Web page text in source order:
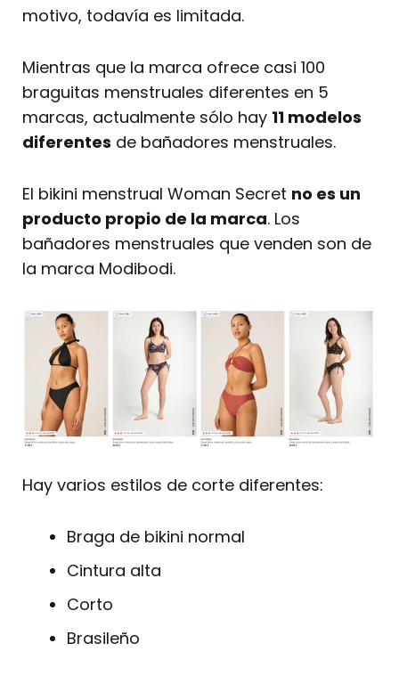
motivo, todavía es limitada.
Mientras que la marca ofrece casi 100
braguitas menstruales diferentes en 5
marcas, actualmente sólo hay 11 modelos
diferentes de bañadores menstruales.
El bikini menstrual Woman Secret no es un
producto propio de la marca. Los
bañadores menstruales que venden son de
la marca Modibodi.
Hay varios estilos de corte diferentes:
Braga de bikini normal
Cintura alta
Corto
Brasileño